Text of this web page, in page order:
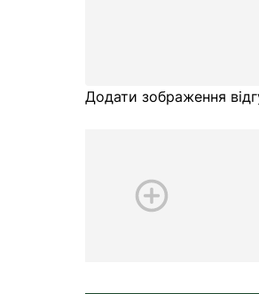
Додати зображення